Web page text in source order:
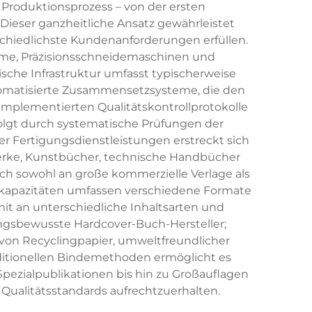
– von der ersten
ganzheitliche Ansatz gewährleistet
Kundenanforderungen erfüllen.
Präzisionsschneidemaschinen und
Infrastruktur umfasst typischerweise
Zusammensetzsysteme, die den
Qualitätskontrollprotokolle
durch systematische Prüfungen der
Fertigungsdienstleistungen erstreckt sich
Kunstbücher, technische Handbücher
sowohl an große kommerzielle Verlage als
umfassen verschiedene Formate
an unterschiedliche Inhaltsarten und
Hardcover-Buch-Hersteller;
Recyclingpapier, umweltfreundlicher
Bindemethoden ermöglicht es
bis hin zu Großauflagen
aufrechtzuerhalten.